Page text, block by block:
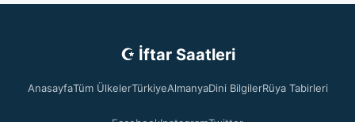
☪ İftar Saatleri
AnasayfaTüm ÜlkelerTürkiyeAlmanyaDini BilgilerRüya Tabirleri